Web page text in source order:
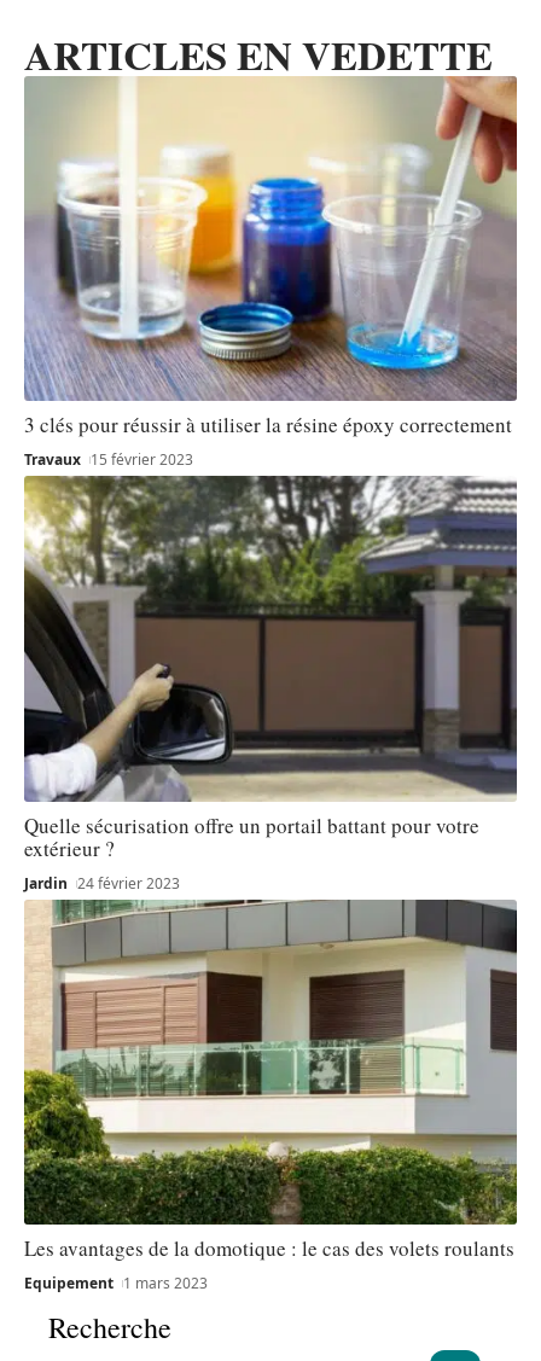
ARTICLES EN VEDETTE
3 clés pour réussir à utiliser la résine époxy correctement
Travaux 15 février 2023
Quelle sécurisation offre un portail battant pour votre
extérieur ?
Jardin 24 février 2023
Les avantages de la domotique : le cas des volets roulants
Equipement 1 mars 2023
Recherche